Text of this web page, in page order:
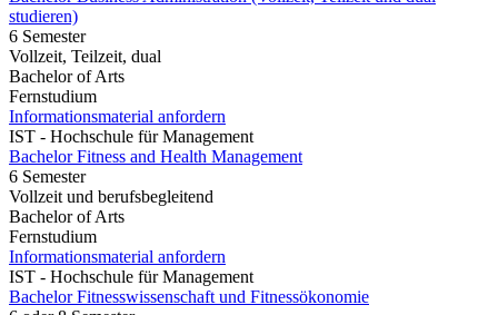
studieren)
6 Semester
Vollzeit, Teilzeit, dual
Bachelor of Arts
Fernstudium
Informationsmaterial anfordern
IST - Hochschule für Management
Bachelor Fitness and Health Management
6 Semester
Vollzeit und berufsbegleitend
Bachelor of Arts
Fernstudium
Informationsmaterial anfordern
IST - Hochschule für Management
Bachelor Fitnesswissenschaft und Fitnessökonomie